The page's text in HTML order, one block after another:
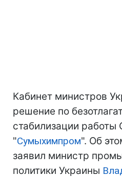
Кабинет министров
решение по
стабилизации работы
"Сумыхимпром". Об
заявил министр
политики Украины